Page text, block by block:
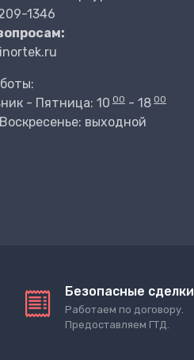
1346
- Пятница: 10 00 - 18 00
выходной
Безопасные сделки
Работаем по договору.
Предоставляем ГТД.